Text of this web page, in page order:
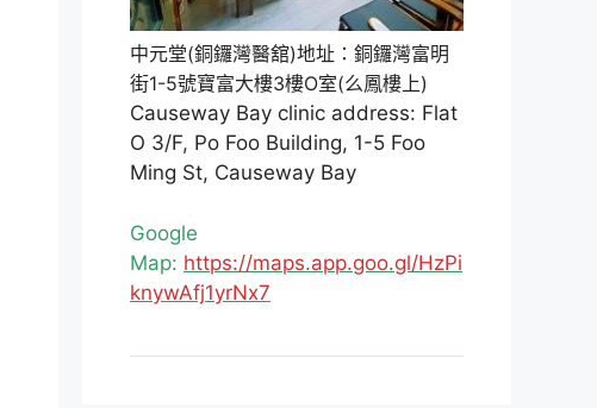
中元堂(銅鑼灣醫舘)地址：銅鑼灣富明
街1-5號寶富大樓3樓O室(么鳳樓上)
Causeway Bay clinic address: Flat
O 3/F, Po Foo Building, 1-5 Foo
Ming St, Causeway Bay
Google
Map: https://maps.app.goo.gl/HzPi
knywAfj1yrNx7